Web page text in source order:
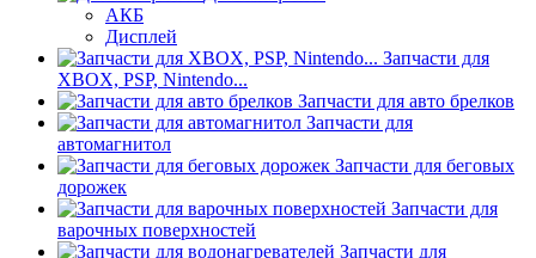
АКБ
Дисплей
Запчасти для
XBOX, PSP, Nintendo...
Запчасти для авто брелков
Запчасти для
автомагнитол
Запчасти для беговых
дорожек
Запчасти для
варочных поверхностей
Запчасти для